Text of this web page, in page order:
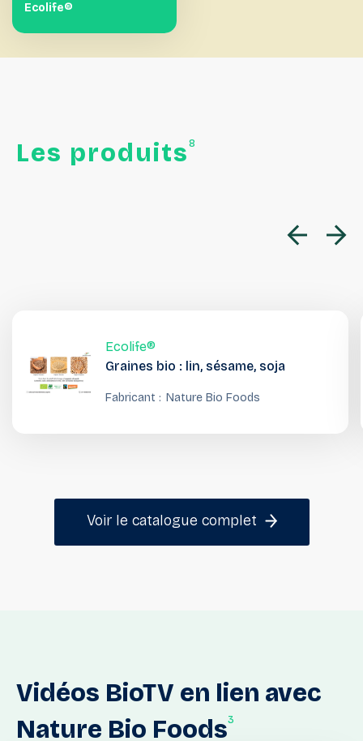
Ecolife®
Les produits 8
Ecolife®
Graines bio : lin, sésame, soja
Fabricant : Nature Bio Foods
Voir le catalogue complet
Vidéos BioTV en lien avec
Nature Bio Foods3